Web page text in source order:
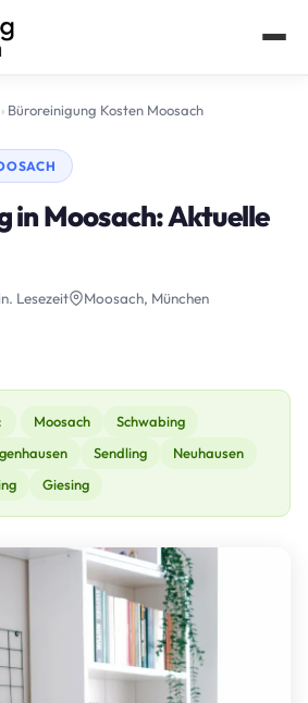
› Büroreinigung Kosten Moosach
in Moosach: Aktuelle
Lesezeit
Moosach, München
Moosach
Schwabing
Sendling
Neuhausen
Giesing